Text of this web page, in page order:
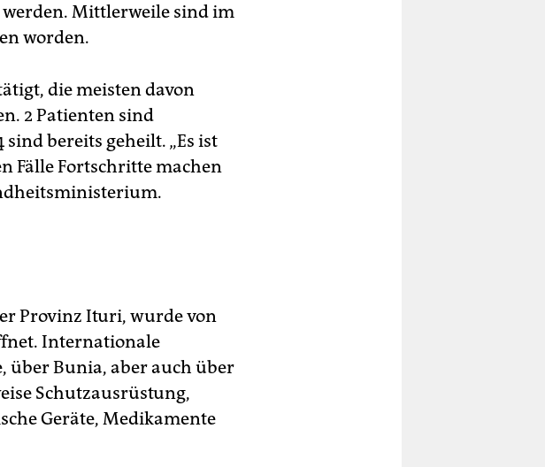
werden. Mittlerweile sind im
worden.
die meisten davon
2 Patienten sind
bereits geheilt. „Es ist
Fälle Fortschritte machen
Provinz Ituri, wurde von
Internationale
über Bunia, aber auch über
Schutzausrüstung,
Geräte, Medikamente